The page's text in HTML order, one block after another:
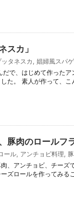
スカ」
ッタネスカ, 娼婦風スパ
で、はじめて作った
た。 素人が作って、
豚肉のロールフ
ール, アンチョビ料理,
、アンチョビ、チー
ズロールを作ってみる